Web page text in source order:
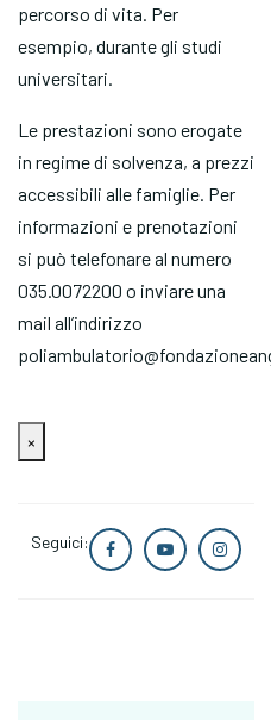
percorso di vita. Per
esempio, durante gli studi
universitari.
Le prestazioni sono erogate
in regime di solvenza, a prezzi
accessibili alle famiglie. Per
informazioni e prenotazioni
si può telefonare al numero
035.0072200 o inviare una
mail all’indirizzo
×
Seguici: